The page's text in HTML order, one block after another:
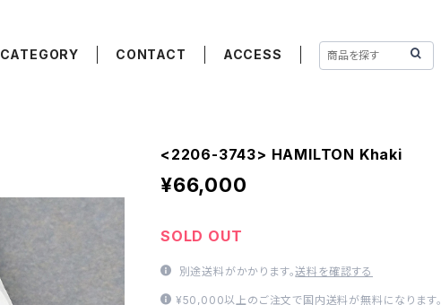
CATEGORY CONTACT ACCESS
<2206-3743> HAMILTON Khaki
¥66,000
SOLD OUT
別途送料がかかります。送料を確認する
¥50,000以上のご注文で国内送料が無料になります。